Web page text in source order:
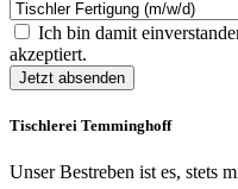
Ich bin damit
akzeptiert.
Jetzt absenden
Tischlerei Temminghoff
Unser Bestreben ist es, stets